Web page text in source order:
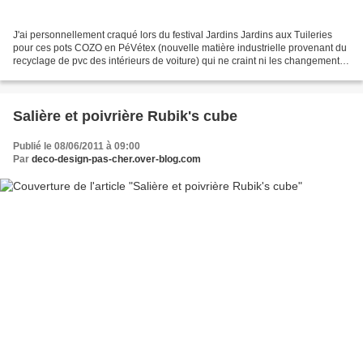
J'ai personnellement craqué lors du festival Jardins Jardins aux Tuileries
pour ces pots COZO en PéVétex (nouvelle matière industrielle provenant du
recyclage de pvc des intérieurs de voiture) qui ne craint ni les changements
Salière et poivrière Rubik's cube
Publié le 08/06/2011 à 09:00
Par deco-design-pas-cher.over-blog.com